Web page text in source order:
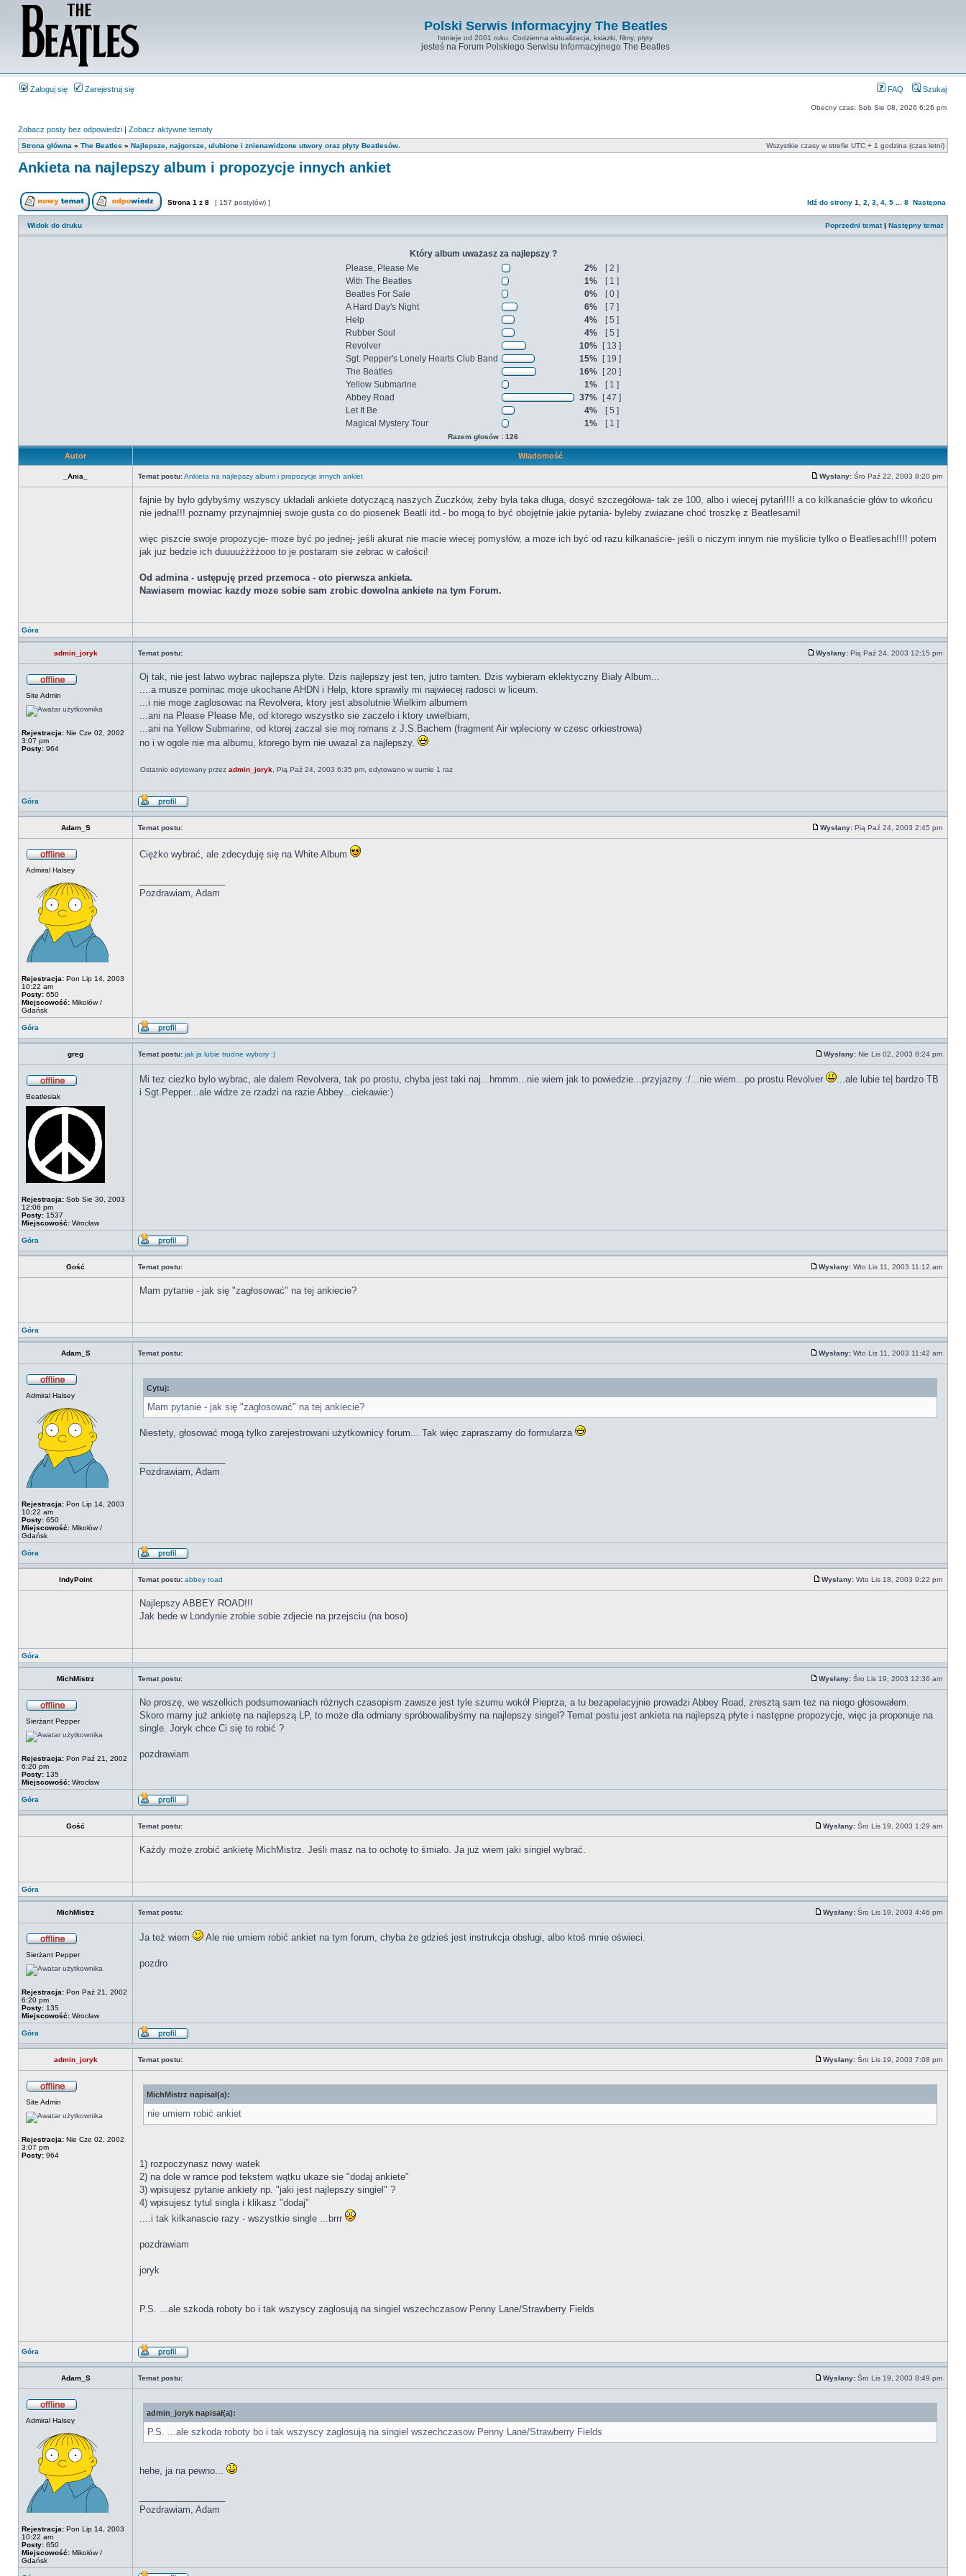
Polski Serwis Informacyjny The Beatles
Istnieje od 2001 roku. Codzienna aktualizacja, ksiazki, filmy, plyty.
jesteś na Forum Polskiego Serwisu Informacyjnego The Beatles
Zaloguj się Zarejestruj się FAQ Szukaj
Obecny czas: Sob Sie 08, 2026 6:26 pm
Zobacz posty bez odpowiedzi | Zobacz aktywne tematy
Strona główna » The Beatles » Najlepsze, najgorsze, ulubione i znienawidzone utwory oraz płyty Beatlesów. Wszystkie czasy w strefie UTC + 1 godzina (czas letni)
Ankieta na najlepszy album i propozycje innych ankiet
Strona 1 z 8 [ 157 posty(ów) ] Idź do strony 1 2 3 4 5 8 Następna
Widok do druku Poprzedni temat| Następny temat
Który album uważasz za najlepszy ?
Please, Please Me
2%
[ 2 ]
With The Beatles
1%
[ 1 ]
Beatles For Sale
0%
[ 0 ]
A Hard Day's Night
6%
[ 7 ]
Help
4%
[ 5 ]
Rubber Soul
4%
[ 5 ]
Revolver
10%
[ 13 ]
Sgt. Pepper's Lonely Hearts Club Band
15%
[ 19 ]
The Beatles
16%
[ 20 ]
Yellow Submarine
1%
[ 1 ]
Abbey Road
37%
[ 47 ]
Let It Be
4%
[ 5 ]
Magical Mystery Tour
1% [ 1 ]
Razem głosów : 126
Autor Wiadomość
_Ania_ Temat postu:Ankieta na najlepszy album i propozycje innych ankiet Wysłany: Śro Paź 22, 2003 8:20 pm
fajnie by było gdybyśmy wszyscy układali ankiete dotyczącą naszych Żuczków, żeby była taka długa, dosyć szczegółowa- tak ze 100, albo i wiecej pytań!!!! a co kilkanaście głów to wkońcu
nie jedna!!! poznamy przynajmniej swoje gusta co do piosenek Beatli itd.- bo mogą to być obojętnie jakie pytania- byleby zwiazane choć troszkę z Beatlesami!
więc piszcie swoje propozycje- moze być po jednej- jeśli akurat nie macie wiecej pomysłów, a moze ich być od razu kilkanaście- jeśli o niczym innym nie myślicie tylko o Beatlesach!!!! potem
jak juz bedzie ich duuuużżżżooo to je postaram sie zebrac w całości!
Od admina - ustępuję przed przemoca - oto pierwsza ankieta.
Nawiasem mowiac kazdy moze sobie sam zrobic dowolna ankiete na tym Forum.
Góra
admin_joryk Temat postu: Wysłany: Pią Paź 24, 2003 12:15 pm
Site Admin
Rejestracja: Nie Cze 02, 2002
3:07 pm
Posty: 964
Oj tak, nie jest latwo wybrac najlepsza plyte. Dzis najlepszy jest ten, jutro tamten. Dzis wybieram eklektyczny Bialy Album...
....a musze pominac moje ukochane AHDN i Help, ktore sprawily mi najwiecej radosci w liceum.
...i nie moge zaglosowac na Revolvera, ktory jest absolutnie Wielkim albumem
...ani na Please Please Me, od ktorego wszystko sie zaczelo i ktory uwielbiam,
...ani na Yellow Submarine, od ktorej zaczal sie moj romans z J.S.Bachem (fragment Air wpleciony w czesc orkiestrowa)
no i w ogole nie ma albumu, ktorego bym nie uwazal za najlepszy.
Ostatnio edytowany przez admin_joryk , Pią Paź 24, 2003 6:35 pm, edytowano w sumie 1 raz
Góra
Adam_S Temat postu: Wysłany: Pią Paź 24, 2003 2:45 pm
Admiral Halsey
Rejestracja: Pon Lip 14, 2003
10:22 am
Posty: 650
Miejscowość: Mikołów /
Gdańsk
Ciężko wybrać, ale zdecyduję się na White Album
Pozdrawiam, Adam
Góra
greg Temat postu: jak ja lubie trudne wybory :) Wysłany: Nie Lis 02, 2003 8:24 pm
Beatlesiak
Rejestracja: Sob Sie 30, 2003
12:06 pm
Posty: 1537
Miejscowość: Wrocław
Mi tez ciezko bylo wybrac, ale dalem Revolvera, tak po prostu, chyba jest taki naj...hmmm...nie wiem jak to powiedzie...przyjazny :/...nie wiem...po prostu Revolver
...ale lubie te| bardzo TB
i Sgt.Pepper...ale widze ze rzadzi na razie Abbey...ciekawie:)
Góra
Gość Temat postu: Wysłany: Wto Lis 11, 2003 11:12 am
Mam pytanie - jak się "zagłosować" na tej ankiecie?
Góra
Adam_S Temat postu: Wysłany: Wto Lis 11, 2003 11:42 am
Admiral Halsey
Rejestracja: Pon Lip 14, 2003
10:22 am
Posty: 650
Miejscowość: Mikołów /
Gdańsk
Cytuj:
Mam pytanie - jak się "zagłosować" na tej ankiecie?
Niestety, głosować mogą tylko zarejestrowani użytkownicy forum... Tak więc zapraszamy do formularza
Pozdrawiam, Adam
Góra
IndyPoint Temat postu: abbey road Wysłany: Wto Lis 18, 2003 9:22 pm
Najlepszy ABBEY ROAD!!!
Jak bede w Londynie zrobie sobie zdjecie na przejsciu (na boso)
Góra
MichMistrz Temat postu: Wysłany: Śro Lis 19, 2003 12:36 am
Sierżant Pepper
Rejestracja: Pon Paź 21, 2002
6:20 pm
Posty: 135
Miejscowość: Wrocław
No proszę, we wszelkich podsumowaniach różnych czasopism zawsze jest tyle szumu wokół Pieprza, a tu bezapelacyjnie prowadzi Abbey Road, zresztą sam tez na niego głosowałem.
Skoro mamy już ankietę na najlepszą LP, to może dla odmiany spróbowalibyśmy na najlepszy singel? Temat postu jest ankieta na najlepszą płyte i następne propozycje, więc ja proponuje na
single. Joryk chce Ci się to robić ?
pozdrawiam
Góra
Gość Temat postu: Wysłany: Śro Lis 19, 2003 1:29 am
Każdy może zrobić ankietę MichMistrz. Jeśli masz na to ochotę to śmiało. Ja już wiem jaki singiel wybrać.
Góra
MichMistrz Temat postu: Wysłany: Śro Lis 19, 2003 4:46 pm
Sierżant Pepper
Rejestracja: Pon Paź 21, 2002
6:20 pm
Posty: 135
Miejscowość: Wrocław
Ja też wiem Ale nie umiem robić ankiet na tym forum, chyba że gdzieś jest instrukcja obsługi, albo ktoś mnie oświeci.
pozdro
Góra
admin_joryk Temat postu: Wysłany: Śro Lis 19, 2003 7:08 pm
Site Admin
Rejestracja: Nie Cze 02, 2002
3:07 pm
Posty: 964
MichMistrz napisał(a):
nie umiem robić ankiet
1) rozpoczynasz nowy watek
2) na dole w ramce pod tekstem wątku ukaze sie "dodaj ankiete"
3) wpisujesz pytanie ankiety np. "jaki jest najlepszy singiel" ?
4) wpisujesz tytul singla i klikasz "dodaj"
....i tak kilkanascie razy - wszystkie single ...brrr
pozdrawiam
joryk
P.S. ...ale szkoda roboty bo i tak wszyscy zaglosują na singiel wszechczasow Penny Lane/Strawberry Fields
Góra
Adam_S Temat postu: Wysłany: Śro Lis 19, 2003 8:49 pm
Admiral Halsey
Rejestracja: Pon Lip 14, 2003
10:22 am
Posty: 650
Miejscowość: Mikołów /
Gdańsk
admin_joryk napisał(a):
P.S. ...ale szkoda roboty bo i tak wszyscy zaglosują na singiel wszechczasow Penny Lane/Strawberry Fields
hehe, ja na pewno...
Pozdrawiam, Adam